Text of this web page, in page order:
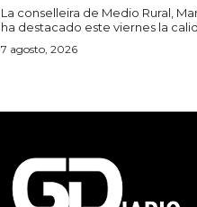
La conselleira de Medio Rural,
ha destacado este viernes la
7 agosto, 2026